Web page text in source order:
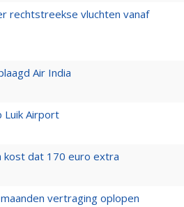
rechtstreekse vluchten vanaf
Air India
Luik Airport
kost dat 170 euro extra
vertraging oplopen